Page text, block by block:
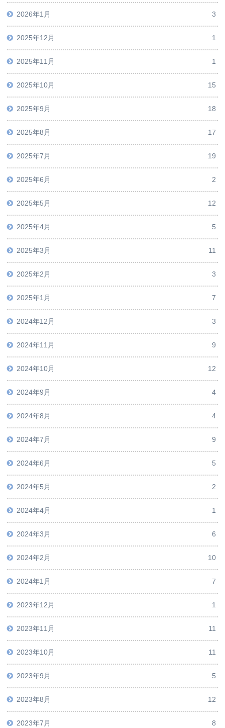
2026年1月 3
2025年12月 1
2025年11月 1
2025年10月 15
2025年9月 18
2025年8月 17
2025年7月 19
2025年6月 2
2025年5月 12
2025年4月 5
2025年3月 11
2025年2月 3
2025年1月 7
2024年12月 3
2024年11月 9
2024年10月 12
2024年9月 4
2024年8月 4
2024年7月 9
2024年6月 5
2024年5月 2
2024年4月 1
2024年3月 6
2024年2月 10
2024年1月 7
2023年12月 1
2023年11月 11
2023年10月 11
2023年9月 5
2023年8月 12
2023年7月 8